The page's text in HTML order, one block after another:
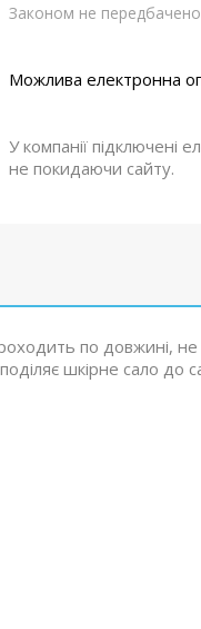
Законом не
У компанії підключені
не покидаючи сайту.
по довжині, не
шкірне сало до